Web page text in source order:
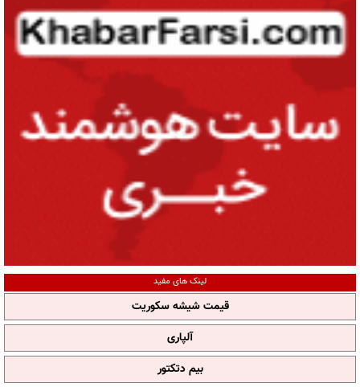
لینک های مفید
قیمت شیشه سکوریت
آلپاری
بیم دتکتور